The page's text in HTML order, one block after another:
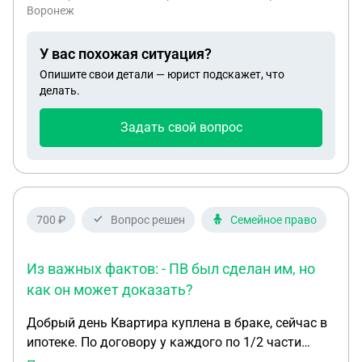
Воронеж
У вас похожая ситуация?
Опишите свои детали — юрист подскажет, что
делать.
Задать свой вопрос
700 ₽ Вопрос решен Семейное право
Из важных фактов: - ПВ был сделан им, но
как он может доказать?
Добрый день Квартира куплена в браке, сейчас в
ипотеке. По договору у каждого по 1/2 части